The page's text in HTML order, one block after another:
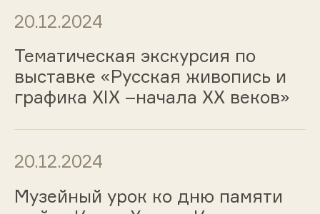
20.12.2024
Тематическая экскурсия по
выставке «Русская живопись и
графика ХIХ –начала ХХ веков»
20.12.2024
Музейный урок ко дню памяти